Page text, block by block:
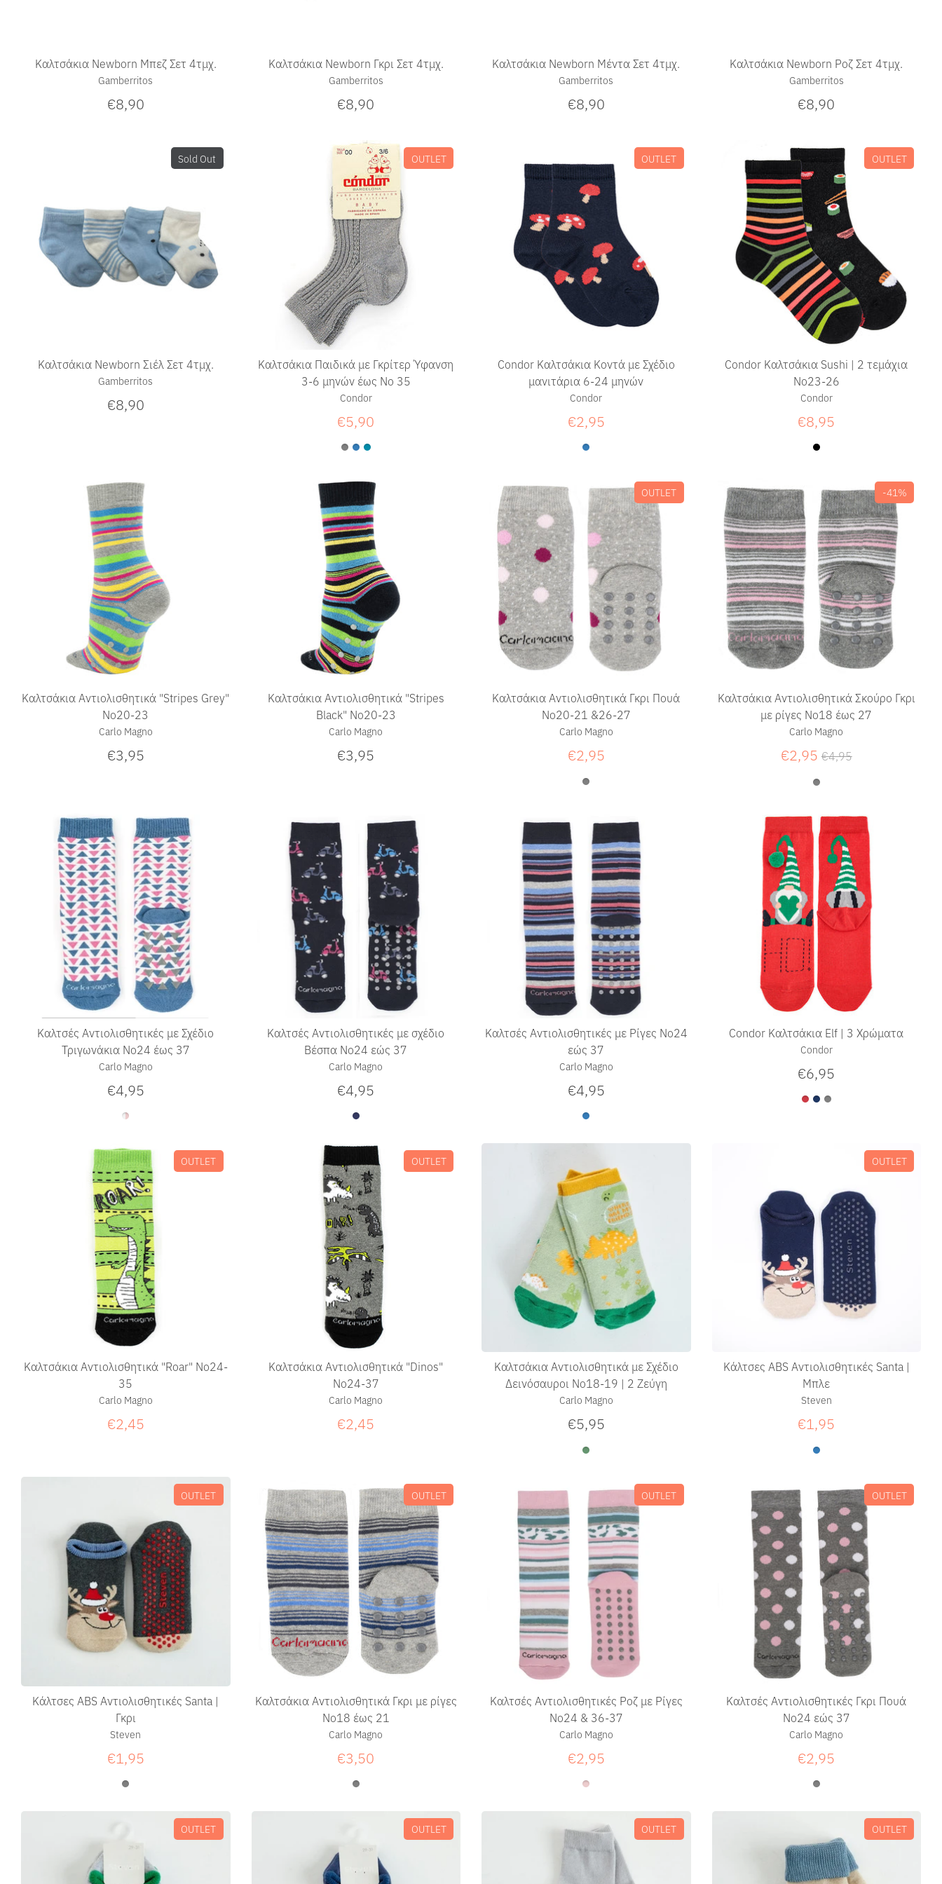
Καλτσάκια Newborn Μπεζ Σετ 4τμχ.
Gamberritos
€8,90
Καλτσάκια Newborn Γκρι Σετ 4τμχ.
Gamberritos
€8,90
Καλτσάκια Newborn Μέντα Σετ 4τμχ.
Gamberritos
€8,90
Καλτσάκια Newborn Ροζ Σετ 4τμχ.
Gamberritos
€8,90
Καλτσάκια Newborn Σιέλ Σετ 4τμχ.
Gamberritos
€8,90
Sold Out
Καλτσάκια Παιδικά με Γκρίτερ Ύφανση
3-6 μηνών έως Νο 35
Condor
€5,90
OUTLET
Condor Καλτσάκια Κοντά με Σχέδιο
μανιτάρια 6-24 μηνών
Condor
€2,95
OUTLET
Condor Καλτσάκια Sushi | 2 τεμάχια
Νο23-26
Condor
€8,95
OUTLET
Καλτσάκια Αντιολισθητικά "Stripes Grey"
Νο20-23
Carlo Magno
€3,95
Καλτσάκια Αντιολισθητικά "Stripes
Black" Νο20-23
Carlo Magno
€3,95
Καλτσάκια Αντιολισθητικά Γκρι Πουά
Νο20-21 &26-27
Carlo Magno
€2,95
OUTLET
Καλτσάκια Αντιολισθητικά Σκούρο Γκρι
με ρίγες Νο18 έως 27
Carlo Magno
€2,95 Κανονική
€4,95
-41%
Καλτσές Αντιολισθητικές με Σχέδιο
Τριγωνάκια No24 έως 37
Carlo Magno
€4,95
Καλτσές Αντιολισθητικές με σχέδιο
Βέσπα No24 εώς 37
Carlo Magno
€4,95
Καλτσές Αντιολισθητικές με Ρίγες No24
εώς 37
Carlo Magno
€4,95
Condor Καλτσάκια Elf | 3 Χρώματα
Condor
€6,95
Καλτσάκια Αντιολισθητικά "Roar" Νο24-
35
Carlo Magno
€2,45
OUTLET
Καλτσάκια Αντιολισθητικά "Dinos"
Νο24-37
Carlo Magno
€2,45
OUTLET
Καλτσάκια Αντιολισθητικά με Σχέδιο
Δεινόσαυροι Νο18-19 | 2 Ζεύγη
Carlo Magno
€5,95
Κάλτσες ABS Αντιολισθητικές Santa |
Μπλε
Steven
€1,95
OUTLET
Κάλτσες ABS Αντιολισθητικές Santa |
Γκρι
Steven
€1,95
OUTLET
Καλτσάκια Αντιολισθητικά Γκρι με ρίγες
Νο18 έως 21
Carlo Magno
€3,50
OUTLET
Καλτσές Αντιολισθητικές Ροζ με Ρίγες
No24 & 36-37
Carlo Magno
€2,95
OUTLET
Καλτσές Αντιολισθητικές Γκρι Πουά
No24 εώς 37
Carlo Magno
€2,95
OUTLET
OUTLET OUTLET OUTLET OUTLET